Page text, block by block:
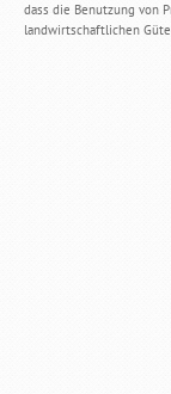
dass die Benutzung von
landwirtschaftlichen